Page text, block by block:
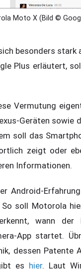
Moto X (Bild ©
besonders
Plus erläutert,
Vermutung
Geräten sowie
soll das
zeigt oder
Informationen.
Android-
soll Motorola
wann
App startet.
dessen Patente
es hier. Laut